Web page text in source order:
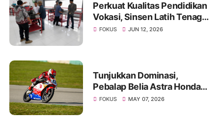
Perkuat Kualitas Pendidikan
Vokasi, Sinsen Latih Tenaga
Guru SMK melalui Modul
FOKUS JUN 12, 2026
Tunjukkan Dominasi,
Pebalap Belia Astra Honda
Melesat di Thailand Talent
FOKUS MAY 07, 2026